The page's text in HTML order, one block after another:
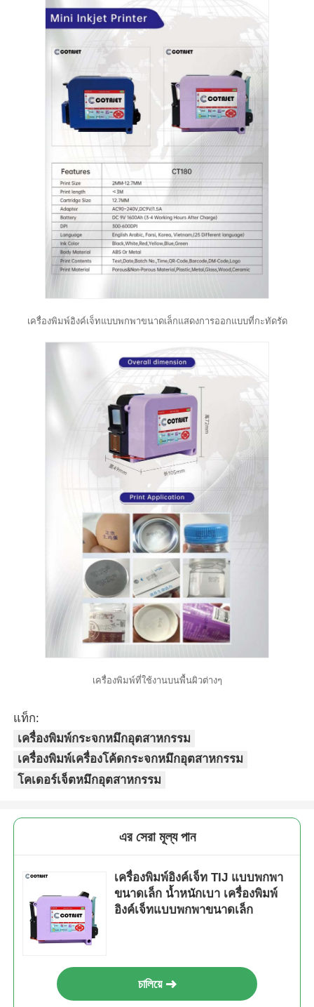
เครื่องยิงเลเซอร์ CO2
เครื่องทำเครื่องหมายเลเซอร์ UV
เครื่องพิมพ์เจ็ต
คาร์ทริจหมึกอุตสาหกรรม
เครื่องขนส่งเพจ
เครื่องพิมพ์ UV อุตสาหกรรม
เครื่องพิมพ์อิงค์เจ็ทแบบพกพาขนาดเล็กแสดงการออกแบบที่กะทัดรัด
เครื่องพิมพ์ที่ใช้งานบนพื้นผิวต่างๆ
แท็ก:
เครื่องพิมพ์กระจกหมึกอุตสาหกรรม
เครื่องพิมพ์เครื่องโค้ดกระจกหมึกอุตสาหกรรม
โคเดอร์เจ็ตหมึกอุตสาหกรรม
এর সেরা মূল্য পান
เครื่องพิมพ์อิงค์เจ็ท TIJ แบบพกพา
ขนาดเล็ก น้ำหนักเบา เครื่องพิมพ์
อิงค์เจ็ทแบบพกพาขนาดเล็ก
চালিয়ে